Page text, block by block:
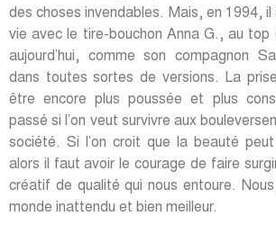
des choses invendables. Mais, en 1994, il
vie avec le tire-bouchon Anna G., au top
aujourd’hui, comme son compagnon
dans toutes sortes de versions. La
être encore plus poussée et plus
passé si l’on veut survivre aux
société. Si l’on croit que la beauté
alors il faut avoir le courage de faire
créatif de qualité qui nous entoure. Nous
monde inattendu et bien meilleur.